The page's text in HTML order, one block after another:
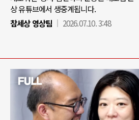
상 유튜브에서 생중계됩니다.
참세상 영상팀
2026.07.10. 3:48